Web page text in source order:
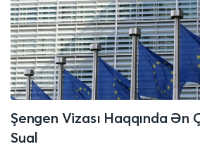
Şengen Vizası Haqqında Ən
Sual